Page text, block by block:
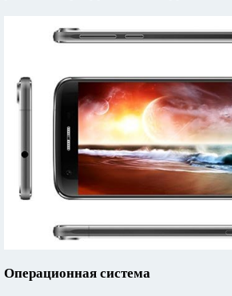
Операционная система